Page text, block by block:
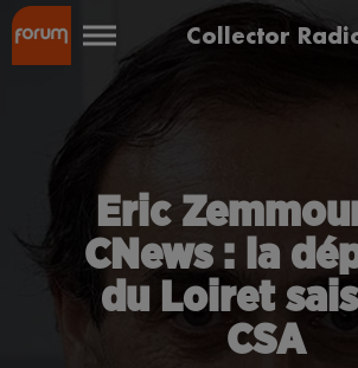
Collector
Eric
CNews : la
du Loiret
CSA